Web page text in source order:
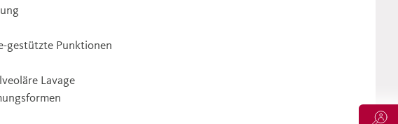
gestützte Punktionen
Lavage